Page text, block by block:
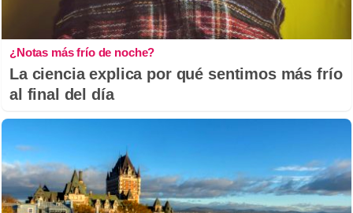
¿Notas más frío de noche?
La ciencia explica por qué sentimos más frío
al final del día